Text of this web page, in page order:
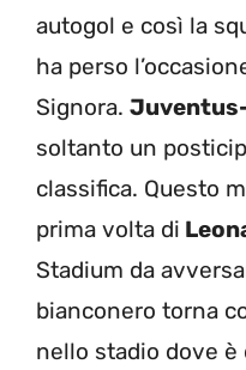
autogol e così la
ha perso
Signora.
soltanto un
classifica. Questo
prima volta di
Stadium da
bianconero torna
nello stadio dove